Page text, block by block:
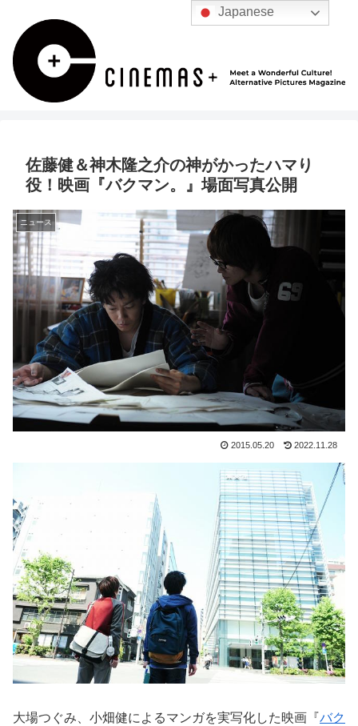
佐藤健＆神木隆之介の神がかったハマり
役！映画『バクマン。』場面写真公開
ニュース
2015.05.20 2022.11.28
大場つぐみ、小畑健によるマンガを実写化した映画『バク
Japanese